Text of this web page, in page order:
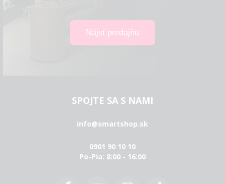
SPOJTE SA S NAMI
info@smartshop.sk
0901 90 10 10
Po-Pia: 8:00 - 16:00